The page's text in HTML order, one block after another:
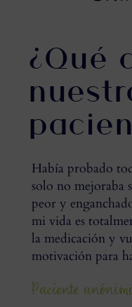
¿Qué
Había probado
solo no mejoraba
peor y
mi vida es
la medicación y
motivación para
Paciente